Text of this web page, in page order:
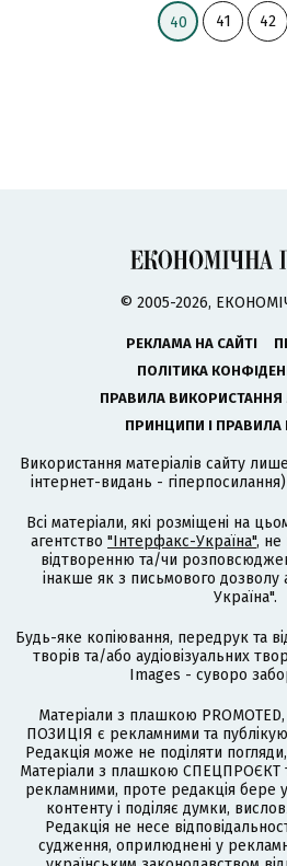
40 41 42
© 2005-2026,
РЕКЛАМА НА САЙТІ
ПОЛІТИКА
ПРАВИЛА ВИКОРИСТАННЯ
ПРИНЦИПИ І
Використання матеріалів сайту
інтернет-видань -
Всі матеріали, які розміщені на
агентство "Інтерфакс-Україна", не
відтворенню та/чи
інакше як з письмового дозволу
Україна".
Будь-яке копіювання, передрук та
творів та/або аудіовізуальних
Images - суворо
Матеріали з плашкою
ПОЗИЦІЯ є рекламними та
Редакція може не поділяти
Матеріали з плашкою СПЕЦПРОЄКТ
рекламними, проте редакція бере
контенту і поділяє думки,
Редакція не несе
судження, оприлюднені у